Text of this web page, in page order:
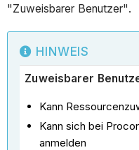
"Zuweisbarer Benutzer".
HINWEIS
Zuweisbarer
Kann
Kann sich bei
anmelden